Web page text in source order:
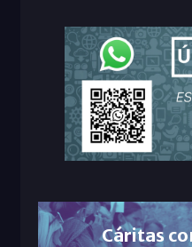
Cáritas